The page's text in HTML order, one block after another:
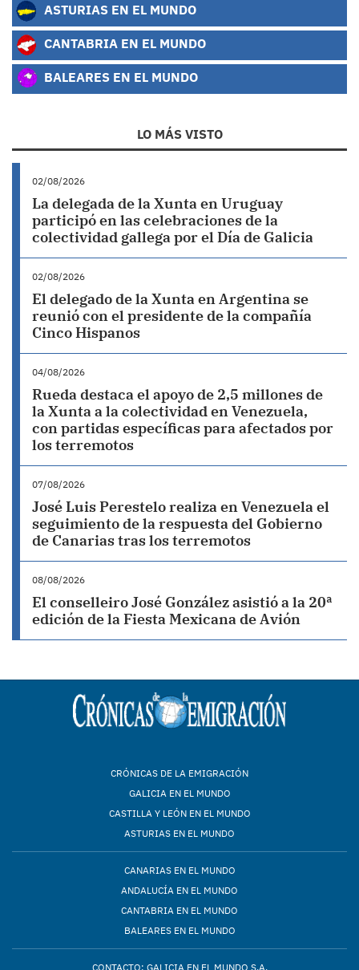
ASTURIAS EN EL MUNDO
CANTABRIA EN EL MUNDO
BALEARES EN EL MUNDO
LO MÁS VISTO
02/08/2026
La delegada de la Xunta en Uruguay
participó en las celebraciones de la
colectividad gallega por el Día de Galicia
02/08/2026
El delegado de la Xunta en Argentina se
reunió con el presidente de la compañía
Cinco Hispanos
04/08/2026
Rueda destaca el apoyo de 2,5 millones de
la Xunta a la colectividad en Venezuela,
con partidas específicas para afectados por
los terremotos
07/08/2026
José Luis Perestelo realiza en Venezuela el
seguimiento de la respuesta del Gobierno
de Canarias tras los terremotos
08/08/2026
El conselleiro José González asistió a la 20ª
edición de la Fiesta Mexicana de Avión
CRÓNICAS DE LA EMIGRACIÓN
GALICIA EN EL MUNDO
CASTILLA Y LEÓN EN EL MUNDO
ASTURIAS EN EL MUNDO
CANARIAS EN EL MUNDO
ANDALUCÍA EN EL MUNDO
CANTABRIA EN EL MUNDO
BALEARES EN EL MUNDO
CONTACTO: GALICIA EN EL MUNDO S.A.